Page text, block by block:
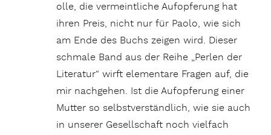
olle, die vermeintliche Aufopferung hat
ihren Preis, nicht nur für Paolo, wie sich
am Ende des Buchs zeigen wird. Dieser
schmale Band aus der Reihe „Perlen der
Literatur“ wirft elementare Fragen auf, die
mir nachgehen. Ist die Aufopferung einer
Mutter so selbstverständlich, wie sie auch
in unserer Gesellschaft noch vielfach